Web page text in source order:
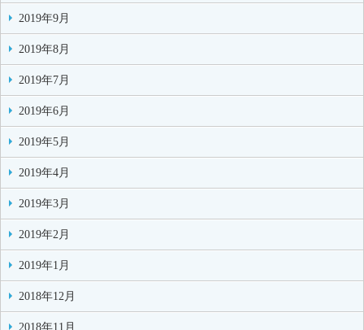
2019年9月
2019年8月
2019年7月
2019年6月
2019年5月
2019年4月
2019年3月
2019年2月
2019年1月
2018年12月
2018年11月